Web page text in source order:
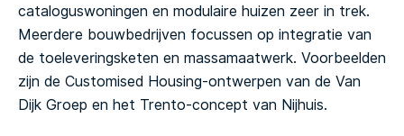
cataloguswoningen en modulaire huizen zeer in trek.
Meerdere bouwbedrijven focussen op integratie van
de toeleveringsketen en massamaatwerk. Voorbeelden
zijn de Customised Housing-ontwerpen van de Van
Dijk Groep en het Trento-concept van Nijhuis.